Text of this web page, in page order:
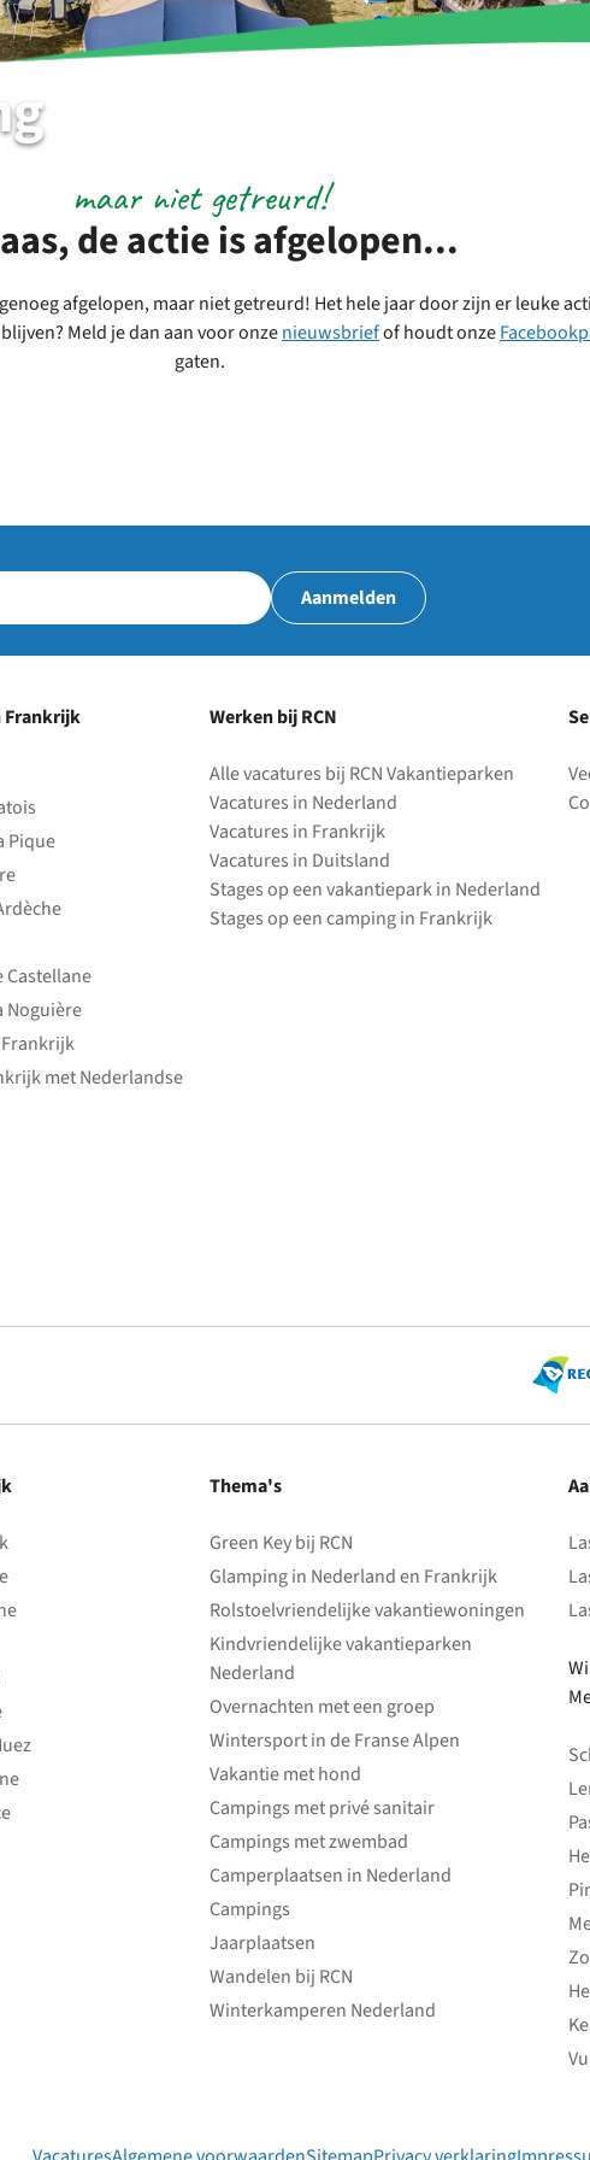
de actie is afgelopen...
maar niet getreurd!
afgelopen, maar niet getreurd! Het hele jaar door zijn er leuke
Meld je dan aan voor onzenieuwsbriefof houdt onze
gaten.
Aanmelden
Frankrijk
Pique
Castellane
Noguière
met Nederlandse
Werken bij RCN
Alle vacatures bij RCN Vakantieparken
Vacatures in Nederland
Vacatures in Frankrijk
Vacatures in Duitsland
Stages op een vakantiepark in Nederland
Stages op een camping in Frankrijk
Thema's
Green Key bij RCN
Glamping in Nederland en Frankrijk
Rolstoelvriendelijke vakantiewoningen
Kindvriendelijke vakantieparken
Nederland
Overnachten met een groep
Wintersport in de Franse Alpen
Vakantie met hond
Campings met privé sanitair
Campings met zwembad
Camperplaatsen in Nederland
Campings
Jaarplaatsen
Wandelen bij RCN
Winterkamperen Nederland